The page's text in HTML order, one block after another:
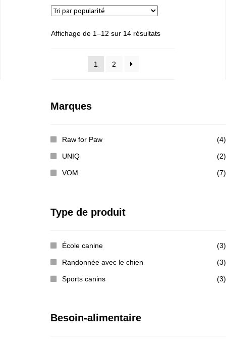
Affichage de 1–12 sur 14 résultats
1 2
Marques
Raw for Paw (4)
UNIQ (2)
VOM (7)
Type de produit
École canine (3)
Randonnée avec le chien (3)
Sports canins (3)
Besoin-alimentaire